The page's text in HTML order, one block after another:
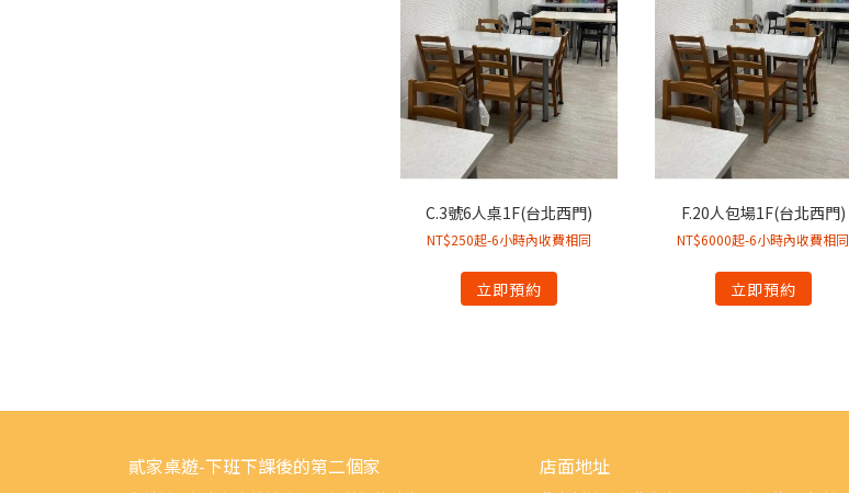
C.3號6人桌1F(台北西門)
NT$250起-6小時內收費相同
立即預約
F.20人包場1F(台北西門)
NT$6000起-6小時內收費相同
立即預約
貳家桌遊-下班下課後的第二個家 店面地址